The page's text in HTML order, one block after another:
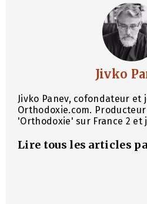
Jivko
Jivko Panev, cofondateur et
Orthodoxie.com.
'Orthodoxie' sur France 2 et
Lire tous les articles